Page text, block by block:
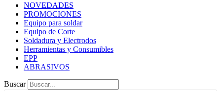
NOVEDADES
PROMOCIONES
Equipo para soldar
Equipo de Corte
Soldadura y Electrodos
Herramientas y Consumibles
EPP
ABRASIVOS
Buscar